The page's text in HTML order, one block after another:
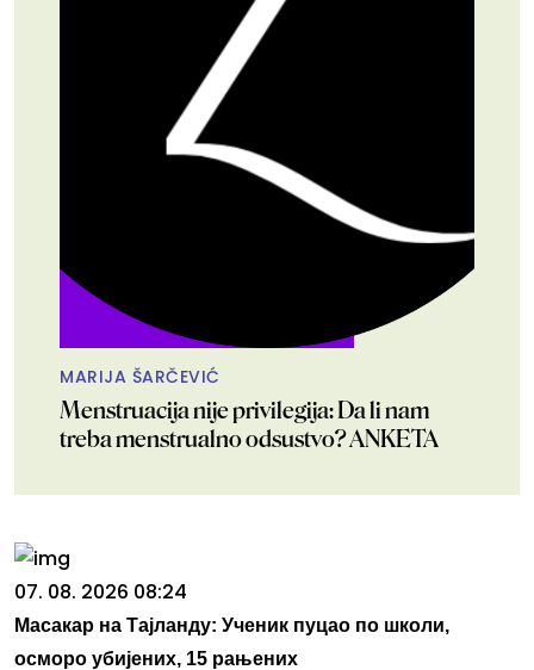
MARIJA ŠARČEVIĆ
Menstruacija nije privilegija: Da li nam
treba menstrualno odsustvo? ANKETA
07. 08. 2026 08:24
Масакар на Тајланду: Ученик пуцао по школи,
осморо убијених, 15 рањених